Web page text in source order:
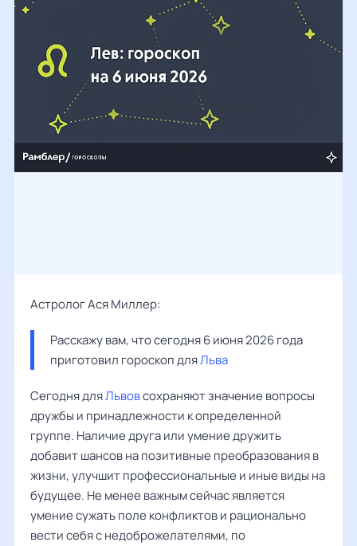
Астролог Ася Миллер:
Расскажу вам, что сегодня 6 июня 2026 года
приготовил гороскоп для Льва
Сегодня дляЛьвовсохраняют значение вопросы
дружбы и принадлежности к определенной
группе. Наличие друга или умение дружить
добавит шансов на позитивные преобразования в
жизни, улучшит профессиональные и иные виды на
будущее. Не менее важным сейчас является
умение сужать поле конфликтов и рационально
вести себя с недоброжелателями, по